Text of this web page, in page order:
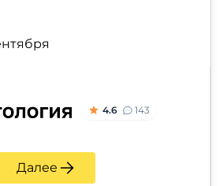
4.6 143
Далее